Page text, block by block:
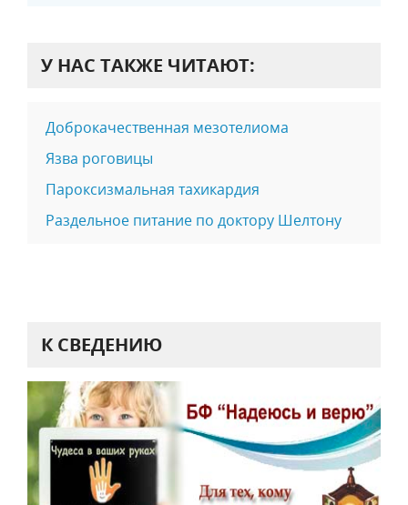
У НАС ТАКЖЕ ЧИТАЮТ:
Доброкачественная мезотелиома
Язва роговицы
Пароксизмальная тахикардия
Раздельное питание по доктору Шелтону
К СВЕДЕНИЮ